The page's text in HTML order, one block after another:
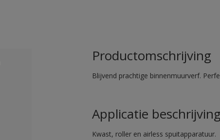
Productomschrijving
Blijvend prachtige binnenmuurverf.
Applicatie beschrijving
Kwast, roller en airless spuitapparatuur.